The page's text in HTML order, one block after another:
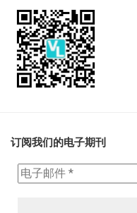
订阅我们的电子期刊